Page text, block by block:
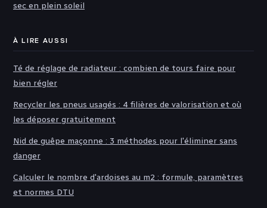
sec en plein soleil
À LIRE AUSSI
Té de réglage de radiateur : combien de tours faire pour
bien régler
Recycler les pneus usagés : 4 filières de valorisation et où
les déposer gratuitement
Nid de guêpe maçonne : 3 méthodes pour l'éliminer sans
danger
Calculer le nombre d'ardoises au m2 : formule, paramètres
et normes DTU